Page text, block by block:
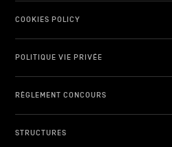
COOKIES POLICY
POLITIQUE VIE PRIVÉE
RÈGLEMENT CONCOURS
STRUCTURES